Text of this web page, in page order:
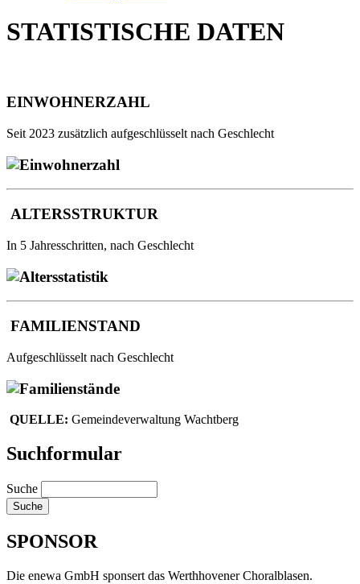
STATISTISCHE DATEN
EINWOHNERZAHL
Seit 2023 zusätzlich aufgeschlüsselt nach Geschlecht
ALTERSSTRUKTUR
In 5 Jahresschritten, nach Geschlecht
FAMILIENSTAND
Aufgeschlüsselt nach Geschlecht
QUELLE: Gemeindeverwaltung Wachtberg
Suchformular
Suche
SPONSOR
Die enewa GmbH sponsert das Werthhovener Choralblasen.